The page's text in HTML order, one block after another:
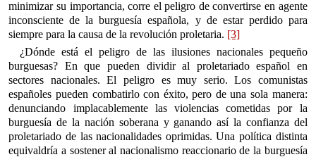
minimizar su importancia, corre el peligro de convertirse en agente
inconsciente de la burguesía española, y de estar perdido para
siempre para la causa de la revolución proletaria. [3]
¿Dónde está el peligro de las ilusiones nacionales pequeño
burguesas? En que pueden dividir al proletariado español en
sectores nacionales. El peligro es muy serio. Los comunistas
españoles pueden combatirlo con éxito, pero de una sola manera:
denunciando implacablemente las violencias cometidas por la
burguesía de la nación soberana y ganando así la confianza del
proletariado de las nacionalidades oprimidas. Una política distinta
equivaldría a sostener al nacionalismo reaccionario de la burguesía